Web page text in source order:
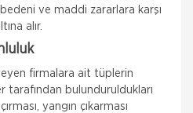
ve maddi zararlara karşı
alır.
firmalara ait tüplerin
tarafından bulunduruldukları
yangın çıkarması